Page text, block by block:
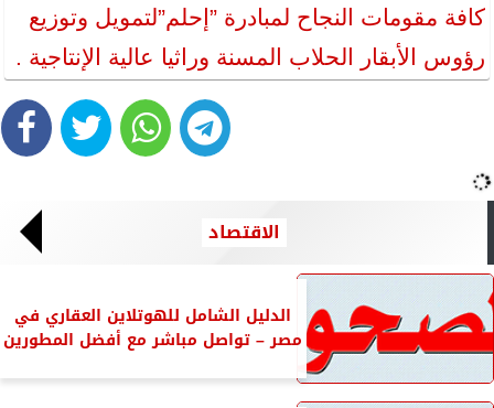
كافة مقومات النجاح لمبادرة ”إحلم”لتمويل وتوزيع
رؤوس الأبقار الحلاب المسنة وراثيا عالية الإنتاجية .
الاقتصاد
الدليل الشامل للهوتلاين العقاري في
مصر – تواصل مباشر مع أفضل المطورين